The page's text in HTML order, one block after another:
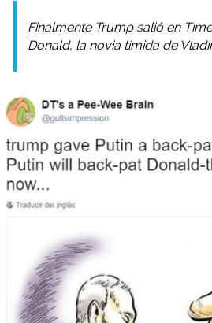
Finalmente Trump salió en Time
Donald, la novia tímida de